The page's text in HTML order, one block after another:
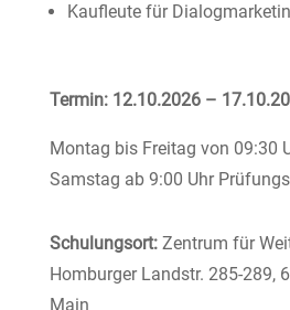
Kaufleute für
Termin: 12.10.2026 –
Montag bis Freitag von 09:30
Samstag ab 9:00 Uhr
Schulungsort: Zentrum für
Homburger Landstr. 285-289,
Main